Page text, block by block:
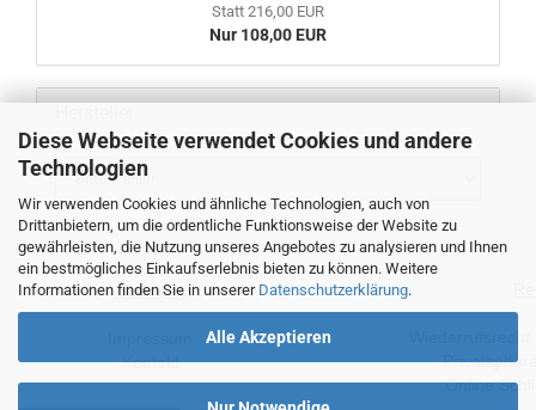
Diese Webseite verwendet Cookies und andere
Technologien
Wir verwenden Cookies und ähnliche Technologien, auch von
Drittanbietern, um die ordentliche Funktionsweise der Website zu
gewährleisten, die Nutzung unseres Angebotes zu analysieren und Ihnen
ein bestmögliches Einkaufserlebnis bieten zu können. Weitere
Informationen finden Sie in unserer Datenschutzerklärung.
Alle Akzeptieren
Statt 216,00 EUR
Nur 108,00 EUR
Über uns
Kontakt
Online